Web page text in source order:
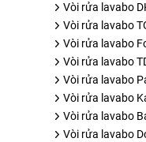
Vòi rửa lavabo
Vòi rửa lavabo
Vòi rửa lavabo
Vòi rửa lavabo
Vòi rửa lavabo
Vòi rửa lavabo
Vòi rửa lavabo
Vòi rửa lavabo